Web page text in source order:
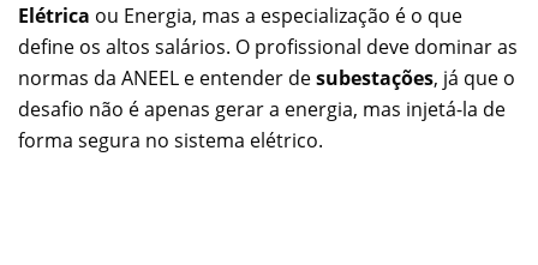
Elétrica ou Energia, mas a especialização é o que
define os altos salários. O profissional deve dominar as
normas da ANEEL e entender desubestações, já que o
desafio não é apenas gerar a energia, mas injetá-la de
forma segura no sistema elétrico.